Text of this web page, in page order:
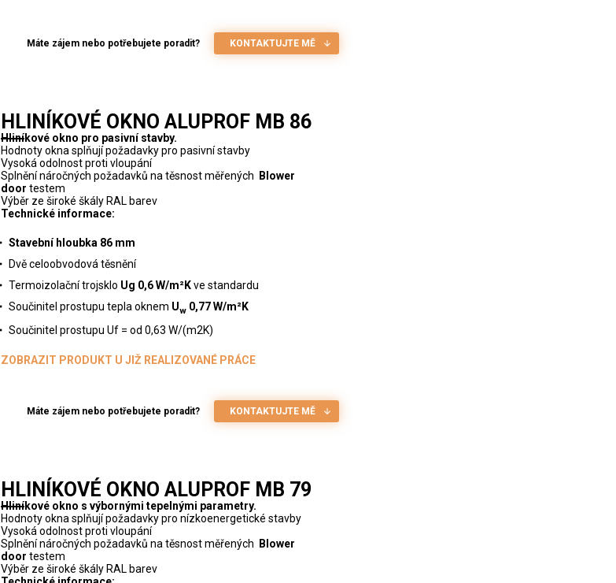
Máte zájem nebo potřebujete poradit? KONTAKTUJTE MĚ
HLINÍKOVÉ OKNO ALUPROF MB 86
Hliníkové okno pro pasivní stavby.
Hodnoty okna splňují požadavky pro pasivní stavby
Vysoká odolnost proti vloupání
Splnění náročných požadavků na těsnost měřených
Blower
door testem
Výběr ze široké škály RAL barev
Technické informace:
Stavební hloubka 86 mm
Dvě celoobvodová těsnění
Termoizolační trojsklo Ug 0,6 W/m²Kve standardu
Součinitel prostupu tepla oknem Uw 0,77 W/m²K
Součinitel prostupu Uf = od 0,63 W/(m2K)
ZOBRAZIT PRODUKT U JIŽ REALIZOVANÉ PRÁCE
Máte zájem nebo potřebujete poradit? KONTAKTUJTE MĚ
HLINÍKOVÉ OKNO ALUPROF MB 79
Hliníkové okno s výbornými tepelnými parametry.
Hodnoty okna splňují požadavky pro nízkoenergetické stavby
Vysoká odolnost proti vloupání
Splnění náročných požadavků na těsnost měřených
Blower
door testem
Výběr ze široké škály RAL barev